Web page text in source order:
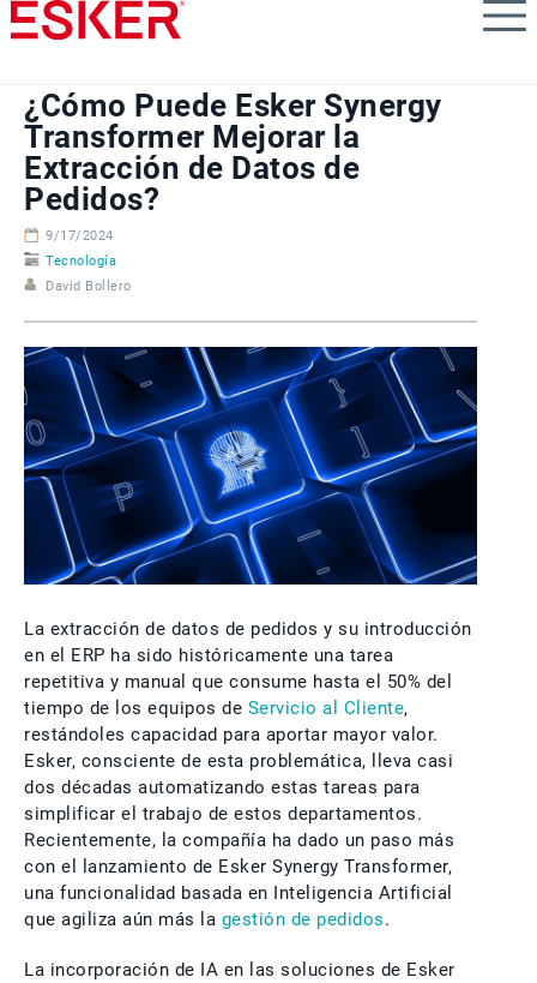
Skip
to
content
¿Cómo Puede Esker Synergy
Transformer Mejorar la
Extracción de Datos de
Pedidos?
9/17/2024
Tecnología
David Bollero
La extracción de datos de pedidos y su introducción
en el ERP ha sido históricamente una tarea
repetitiva y manual que consume hasta el 50% del
tiempo de los equipos de Servicio al Cliente,
restándoles capacidad para aportar mayor valor.
Esker, consciente de esta problemática, lleva casi
dos décadas automatizando estas tareas para
simplificar el trabajo de estos departamentos.
Recientemente, la compañía ha dado un paso más
con el lanzamiento de Esker Synergy Transformer,
una funcionalidad basada en Inteligencia Artificial
que agiliza aún más la gestión de pedidos.
La incorporación de IA en las soluciones de Esker